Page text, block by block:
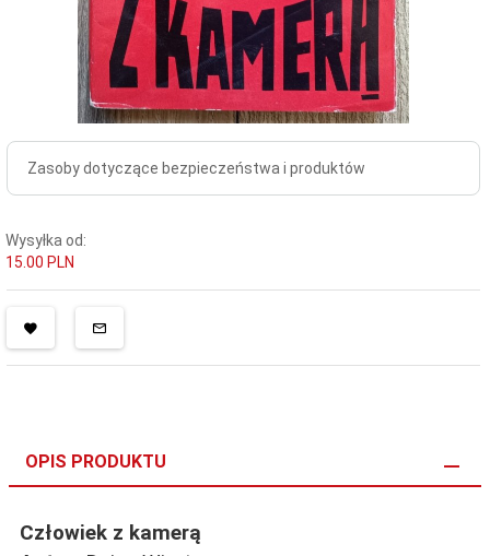
Zasoby dotyczące bezpieczeństwa i produktów
Wysyłka od:
15.00 PLN
OPIS PRODUKTU
Człowiek z kamerą